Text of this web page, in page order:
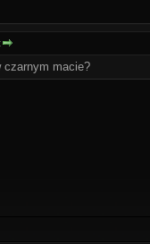
czarnym macie?